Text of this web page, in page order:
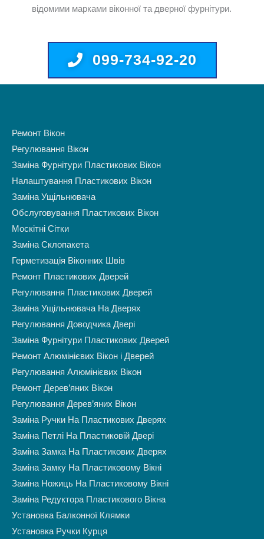
відомими марками віконної та дверної фурнітури.
099-734-92-20
Ремонт Вікон
Регулювання Вікон
Заміна Фурнітури Пластикових Вікон
Налаштування Пластикових Вікон
Заміна Ущільнювача
Обслуговування Пластикових Вікон
Москітні Сітки
Заміна Склопакета
Герметизація Віконних Швів
Ремонт Пластикових Дверей
Регулювання Пластикових Дверей
Заміна Ущільнювача На Дверях
Регулювання Доводчика Двері
Заміна Фурнітури Пластикових Дверей
Ремонт Алюмінієвих Вікон і Дверей
Регулювання Алюмінієвих Вікон
Ремонт Дерев’яних Вікон
Регулювання Дерев’яних Вікон
Заміна Ручки На Пластикових Дверях
Заміна Петлі На Пластиковій Двері
Заміна Замка На Пластикових Дверях
Заміна Замку На Пластиковому Вікні
Заміна Ножиць На Пластиковому Вікні
Заміна Редуктора Пластикового Вікна
Установка Балконної Клямки
Установка Ручки Курця